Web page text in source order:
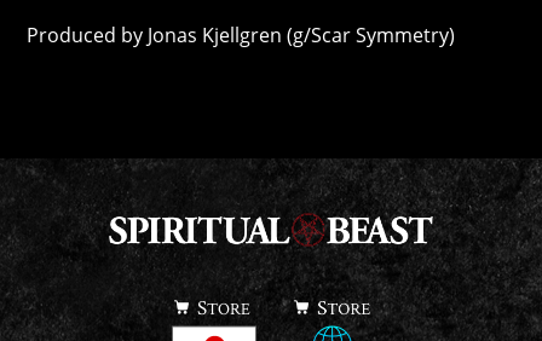
Produced by Jonas Kjellgren (g/Scar Symmetry)